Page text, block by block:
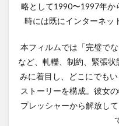
る力
強い
ステ
メン
ト
略として1990〜1997年か
時には既にインターネッ
本フィルムでは「完璧で
など、軋轢、制約、緊張
みに着目し、どこにでも
ストーリーを構成。彼女
プレッシャーから解放し